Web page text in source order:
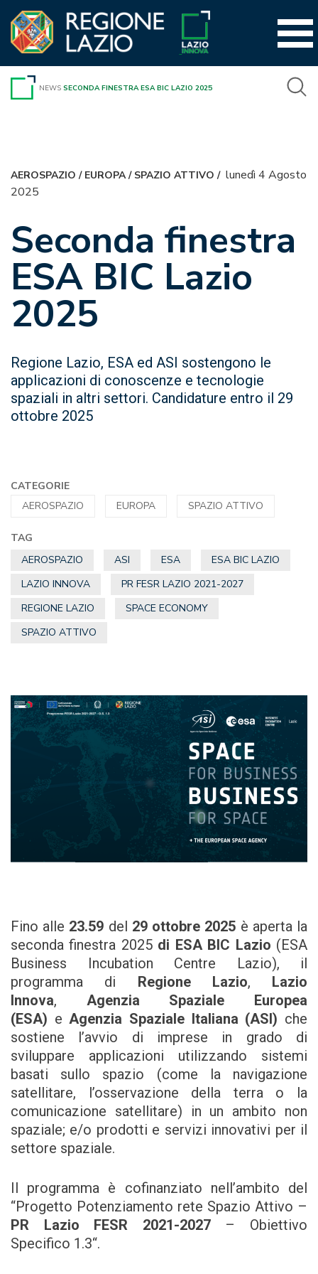
contenuto
NEWS SECONDA FINESTRA ESA BIC LAZIO 2025
AEROSPAZIO / EUROPA/ SPAZIO ATTIVO / lunedì 4 Agosto
2025
Seconda finestra
ESA BIC Lazio
2025
Regione Lazio, ESA ed ASI sostengono le
applicazioni di conoscenze e tecnologie
spaziali in altri settori. Candidature entro il 29
ottobre 2025
CATEGORIE
AEROSPAZIO
EUROPA SPAZIO ATTIVO
TAG
AEROSPAZIO
ASI ESA
ESA BIC LAZIO
LAZIO INNOVA
PR FESR LAZIO 2021-2027
REGIONE LAZIO
SPACE ECONOMY
SPAZIO ATTIVO
Fino alle 23.59 del 29 ottobre 2025 è aperta la
seconda finestra 2025 di ESA BIC Lazio (ESA
Business Incubation Centre Lazio), il
programma di Regione Lazio, Lazio
Innova, Agenzia Spaziale Europea
(ESA) eAgenzia Spaziale Italiana (ASI) che
sostiene l’avvio di imprese in grado di
sviluppare applicazioni utilizzando sistemi
basati sullo spazio (come la navigazione
satellitare, l’osservazione della terra o la
comunicazione satellitare) in un ambito non
spaziale; e/o prodotti e servizi innovativi per il
settore spaziale.
Il programma è cofinanziato nell’ambito del
“Progetto Potenziamento rete Spazio Attivo –
PR Lazio FESR 2021-2027 – Obiettivo
Specifico 1.3“.